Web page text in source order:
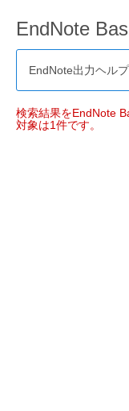
EndNote
EndNote出力ヘルプ
検索結果をEndNote
対象は1件です。